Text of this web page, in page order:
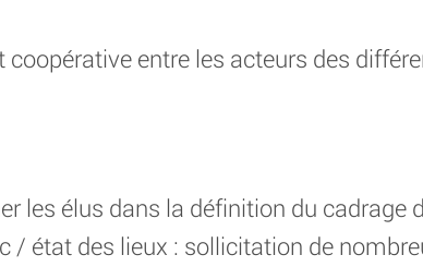
entre les acteurs des
les élus dans la définition du cadrage
/ état des lieux : sollicitation de